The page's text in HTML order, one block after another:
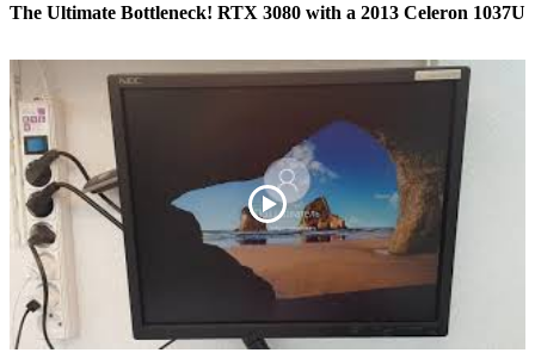
The Ultimate Bottleneck! RTX 3080 with a 2013 Celeron 1037U